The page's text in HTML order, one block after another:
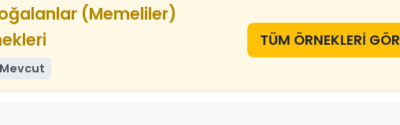
(Memeliler)
TÜM ÖRNEKLERİ GÖR